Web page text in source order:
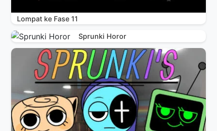
Lompat ke Fase 11
Sprunki Horor